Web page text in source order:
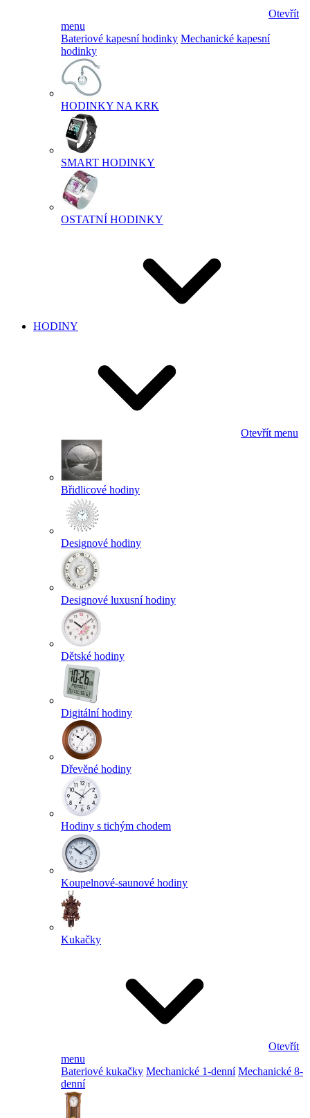
Otevřít
menu
Bateriové kapesní hodinky Mechanické kapesní
hodinky
HODINKY NA KRK
SMART HODINKY
OSTATNÍ HODINKY
HODINY
Otevřít menu
Břidlicové hodiny
Designové hodiny
Designové luxusní hodiny
Dětské hodiny
Digitální hodiny
Dřevěné hodiny
Hodiny s tichým chodem
Koupelnové-saunové hodiny
Kukačky
Otevřít
menu
Bateriové kukačky Mechanické 1-denní Mechanické 8-
denní